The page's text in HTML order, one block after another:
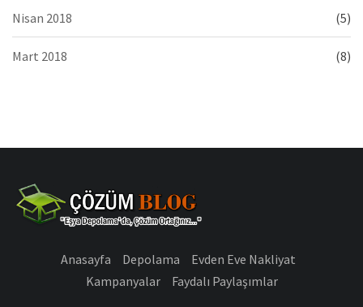
Nisan 2018 (5)
Mart 2018 (8)
Anasayfa Depolama
Evden Eve Nakliyat
Kampanyalar
Faydalı Paylaşımlar